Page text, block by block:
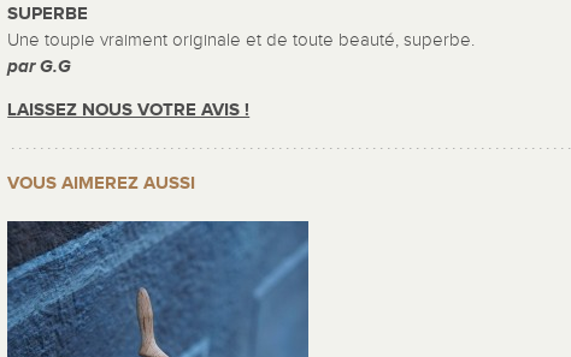
SUPERBE
Une toupie vraiment originale et de toute beauté, superbe.
par G.G
LAISSEZ NOUS VOTRE AVIS !
VOUS AIMEREZ AUSSI